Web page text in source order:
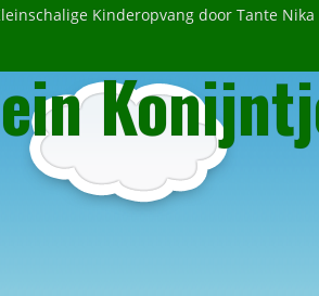
Kinderopvang door Tante Nika